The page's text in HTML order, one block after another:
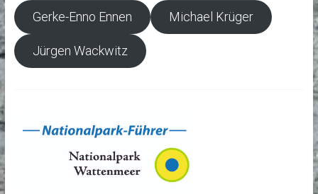
Gerke-Enno Ennen Michael Krüger
Jürgen Wackwitz